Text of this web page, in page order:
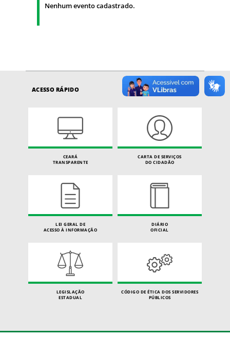
Nenhum evento cadastrado.
ACESSO RÁPIDO
CEARÁ
TRANSPARENTE
CARTA DE SERVIÇOS
DO CIDADÃO
LEI GERAL DE
ACESSO À INFORMAÇÃO
DIÁRIO
OFICIAL
LEGISLAÇÃO
ESTADUAL
CÓDIGO DE ÉTICA DOS SERVIDORES
PÚBLICOS